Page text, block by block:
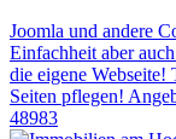
Joomla und andere
Einfachheit aber
die eigene Webseite!
Seiten pflegen!
48983